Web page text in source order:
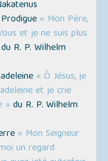
« Mon Père,
et je ne suis plus
du R. P. Wilhelm
« Ô Jésus, je
et je crie
» du R. P. Wilhelm
« Mon Seigneur
un regard